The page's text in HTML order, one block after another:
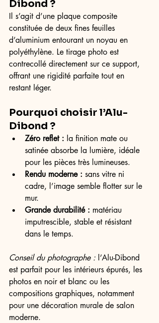
Dibond ?
Il s’agit d’une plaque composite
constituée de deux fines feuilles
d’aluminium entourant un noyau en
polyéthylène. Le tirage photo est
contrecollé directement sur ce support,
offrant une rigidité parfaite tout en
restant léger.
Pourquoi choisir l’Alu-
Dibond ?
Zéro reflet : la finition mate ou
satinée absorbe la lumière, idéale
pour les pièces très lumineuses.
Rendu moderne : sans vitre ni
cadre, l’image semble flotter sur le
mur.
Grande durabilité : matériau
imputrescible, stable et résistant
dans le temps.
Conseil du photographe : l’Alu-Dibond
est parfait pour les intérieurs épurés, les
photos en noir et blanc ou les
compositions graphiques, notamment
pour une décoration murale de salon
moderne.